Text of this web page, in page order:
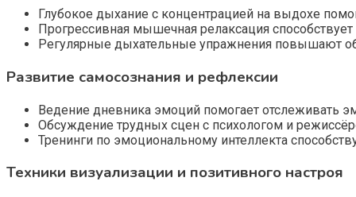
Глубокое дыхание с концентрацией на выдохе
Прогрессивная мышечная релаксация
Регулярные дыхательные упражнения повышают
Развитие самосознания и рефлексии
Ведение дневника эмоций помогает отслеживать
Обсуждение трудных сцен с психологом и
Тренинги по эмоциональному интеллекта
Техники визуализации и позитивного настроя